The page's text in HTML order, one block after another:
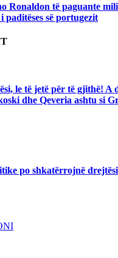
Ronaldon të paguante
paditëses së portugezit
le të jetë për të gjithë! A
dhe Qeveria ashtu si
po shkatërrojnë